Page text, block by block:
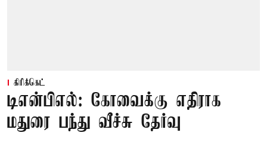
கிரிக்கெட்
டிஎன்பிஎல்: கோவைக்கு எதிராக
மதுரை பந்து வீச்சு தேர்வு